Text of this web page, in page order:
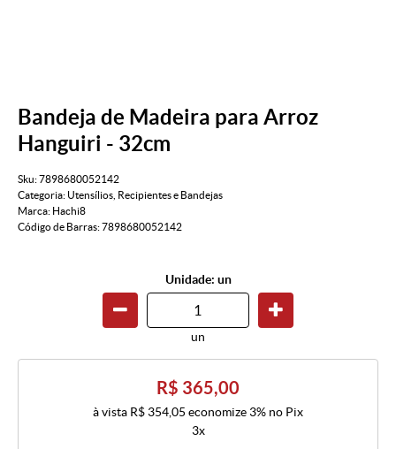
Bandeja de Madeira para Arroz
Hanguiri - 32cm
Sku:7898680052142
Categoria: Utensílios Recipientes e Bandejas
Marca: Hachi8
Código de Barras:7898680052142
Unidade: un
un
R$ 365,00
à vista R$ 354,05 economize 3% no Pix
3x